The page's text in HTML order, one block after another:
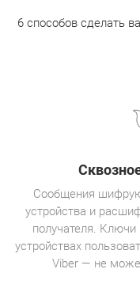
6 способов сделать
Сообщения
устройства и
получателя.
устройствах
Viber — не